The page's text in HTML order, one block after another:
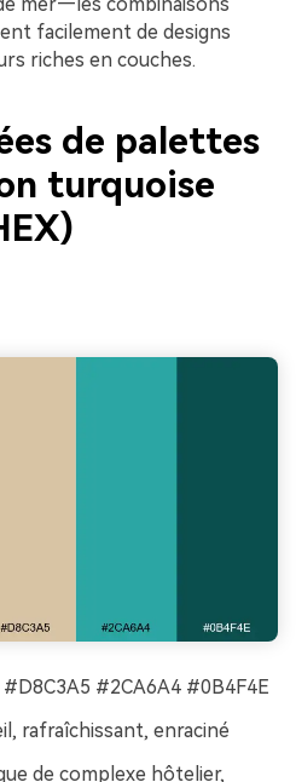
facilement de designs
riches en couches.
de palettes
turquoise
#2CA6A4 #0B4F4E
rafraîchissant, enraciné
de complexe hôtelier,